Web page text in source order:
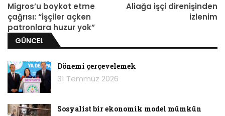
Uzun süredir fotoğraf vermesi beklenen
restorasyon masası sonunda kuruldu. Ancak
ortaya çıkan fotoğrafın yarattığı izlenim, kriz
çözme potansiyelinden ziyade krizi büyütme
yönünde.
Migros’u boykot etme
çağrısı: “İşçiler açken
patronlara huzur yok”
Aliağa işçi direnişinden
izlenim
GÜNCEL
Dönemi çerçevelemek
31 Temmuz 2026
Sosyalist bir ekonomik model mümkün